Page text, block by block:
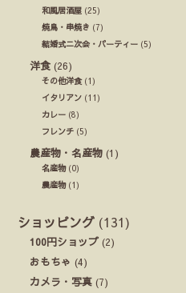
和風居酒屋 (25)
焼鳥・串焼き (7)
結婚式ニ次会・パーティー (5)
洋食 (26)
その他洋食(1)
イタリアン (11)
カレー (8)
フレンチ (5)
農産物・名産物 (1)
名産物(0)
農産物(1)
ショッピング (131)
100円ショップ (2)
おもちゃ (4)
カメラ・写真 (7)